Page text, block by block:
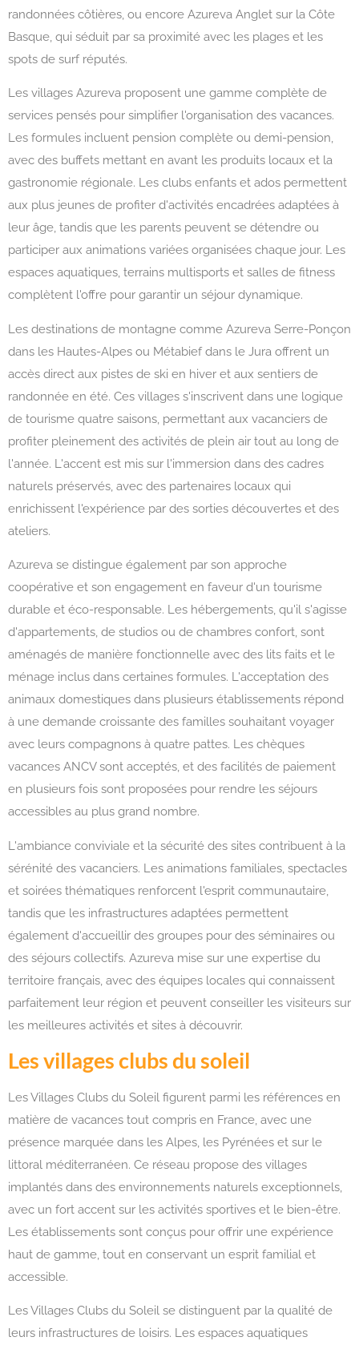
randonnées côtières, ou encore Azureva Anglet sur la Côte
Basque, qui séduit par sa proximité avec les plages et les
spots de surf réputés.
Les villages Azureva proposent une gamme complète de
services pensés pour simplifier l'organisation des vacances.
Les formules incluent pension complète ou demi-pension,
avec des buffets mettant en avant les produits locaux et la
gastronomie régionale. Les clubs enfants et ados permettent
aux plus jeunes de profiter d'activités encadrées adaptées à
leur âge, tandis que les parents peuvent se détendre ou
participer aux animations variées organisées chaque jour. Les
espaces aquatiques, terrains multisports et salles de fitness
complètent l'offre pour garantir un séjour dynamique.
Les destinations de montagne comme Azureva Serre-Ponçon
dans les Hautes-Alpes ou Métabief dans le Jura offrent un
accès direct aux pistes de ski en hiver et aux sentiers de
randonnée en été. Ces villages s'inscrivent dans une logique
de tourisme quatre saisons, permettant aux vacanciers de
profiter pleinement des activités de plein air tout au long de
l'année. L'accent est mis sur l'immersion dans des cadres
naturels préservés, avec des partenaires locaux qui
enrichissent l'expérience par des sorties découvertes et des
ateliers.
Azureva se distingue également par son approche
coopérative et son engagement en faveur d'un tourisme
durable et éco-responsable. Les hébergements, qu'il s'agisse
d'appartements, de studios ou de chambres confort, sont
aménagés de manière fonctionnelle avec des lits faits et le
ménage inclus dans certaines formules. L'acceptation des
animaux domestiques dans plusieurs établissements répond
à une demande croissante des familles souhaitant voyager
avec leurs compagnons à quatre pattes. Les chèques
vacances ANCV sont acceptés, et des facilités de paiement
en plusieurs fois sont proposées pour rendre les séjours
accessibles au plus grand nombre.
L'ambiance conviviale et la sécurité des sites contribuent à la
sérénité des vacanciers. Les animations familiales, spectacles
et soirées thématiques renforcent l'esprit communautaire,
tandis que les infrastructures adaptées permettent
également d'accueillir des groupes pour des séminaires ou
des séjours collectifs. Azureva mise sur une expertise du
territoire français, avec des équipes locales qui connaissent
parfaitement leur région et peuvent conseiller les visiteurs sur
les meilleures activités et sites à découvrir.
Les villages clubs du soleil
Les Villages Clubs du Soleil figurent parmi les références en
matière de vacances tout compris en France, avec une
présence marquée dans les Alpes, les Pyrénées et sur le
littoral méditerranéen. Ce réseau propose des villages
implantés dans des environnements naturels exceptionnels,
avec un fort accent sur les activités sportives et le bien-être.
Les établissements sont conçus pour offrir une expérience
haut de gamme, tout en conservant un esprit familial et
accessible.
Les Villages Clubs du Soleil se distinguent par la qualité de
leurs infrastructures de loisirs. Les espaces aquatiques